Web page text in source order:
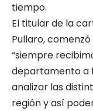
tiempo.
El titular de la
Pullaro,
“siempre
departamento a
analizar las
región y así